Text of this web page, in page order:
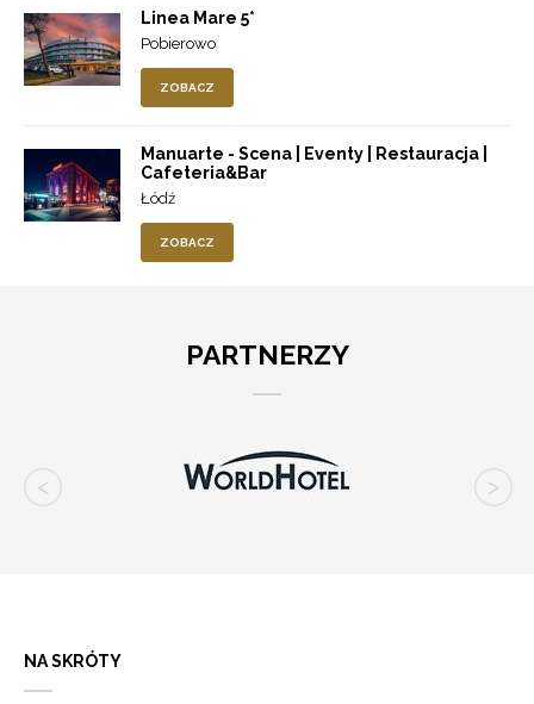
Linea Mare 5*
Pobierowo
ZOBACZ
Manuarte - Scena | Eventy | Restauracja |
Cafeteria&Bar
Łódź
ZOBACZ
PARTNERZY
NA SKRÓTY